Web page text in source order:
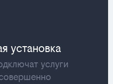
установка
услуги